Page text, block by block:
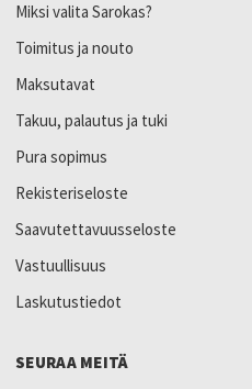
Miksi valita Sarokas?
Toimitus ja nouto
Maksutavat
Takuu, palautus ja tuki
Pura sopimus
Rekisteriseloste
Saavutettavuusseloste
Vastuullisuus
Laskutustiedot
SEURAA MEITÄ